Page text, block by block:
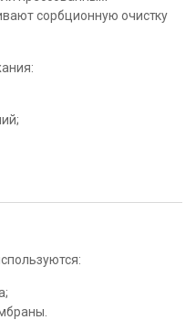
сорбционную очистку